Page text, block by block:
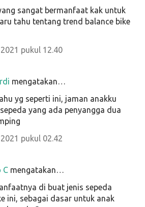
sangat bermanfaat kak untuk
tahu tentang trend balance bike
pukul 12.40
mengatakan…
yg seperti ini, jaman anakku
yang ada penyangga dua
pukul 02.42
C mengatakan…
di buat jenis sepeda
ini, sebagai dasar untuk anak